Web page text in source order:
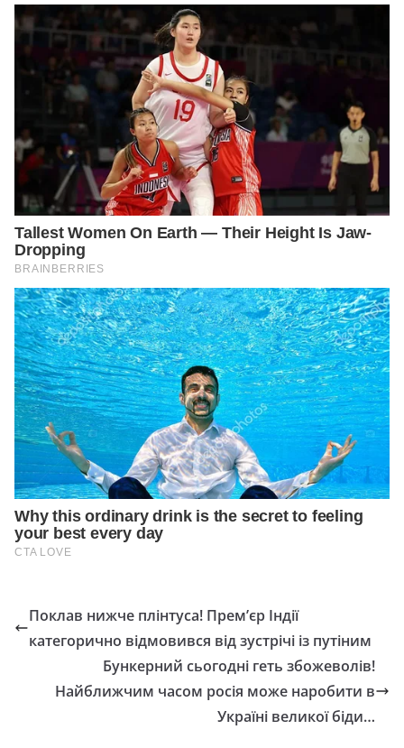
Поклав нижче плінтуса! Прем’єр Індії
категорично відмовився від зустрічі із путіним
Бункерний сьогодні геть збожеволів!
Найближчим часом росія може наробити в
Україні великої біди…